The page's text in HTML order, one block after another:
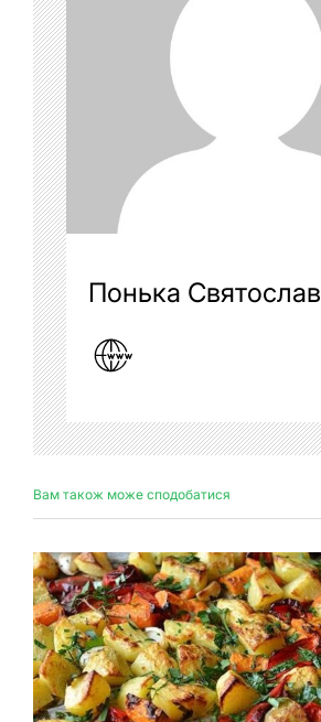
Понька Святослав
Вам також може сподобатися